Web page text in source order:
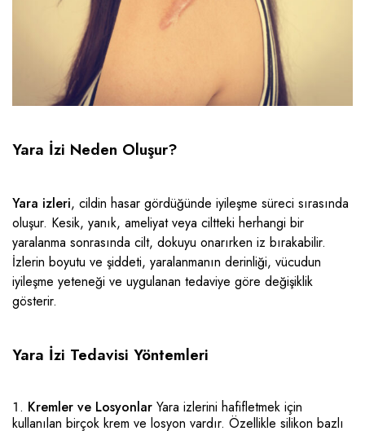
Yara İzi Neden Oluşur?
Yara izleri, cildin hasar gördüğünde iyileşme süreci sırasında
oluşur. Kesik, yanık, ameliyat veya ciltteki herhangi bir
yaralanma sonrasında cilt, dokuyu onarırken iz bırakabilir.
İzlerin boyutu ve şiddeti, yaralanmanın derinliği, vücudun
iyileşme yeteneği ve uygulanan tedaviye göre değişiklik
gösterir.
Yara İzi Tedavisi Yöntemleri
Kremler ve Losyonlar Yara izlerini hafifletmek için
kullanılan birçok krem ve losyon vardır. Özellikle silikon bazlı